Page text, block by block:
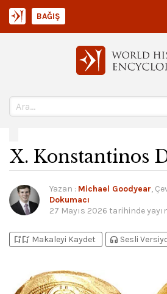
BAĞIŞ
X. Konstantinos
Yazan : Michael Goodyear,
Dokumacı
27 Mayıs 2026 tarihinde
bookmark_addbookmark_added Makaleyi Kaydet headphones Sesli